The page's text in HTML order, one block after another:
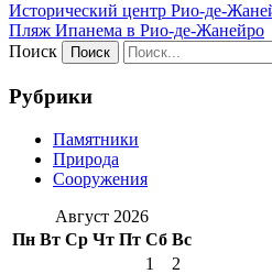
Исторический центр Рио-де-
Пляж Ипанема в Рио-де-Жанейро
Поиск
Рубрики
Памятники
Природа
Сооружения
Август 2026
Пн Вт Ср Чт Пт Сб Вс
1
2